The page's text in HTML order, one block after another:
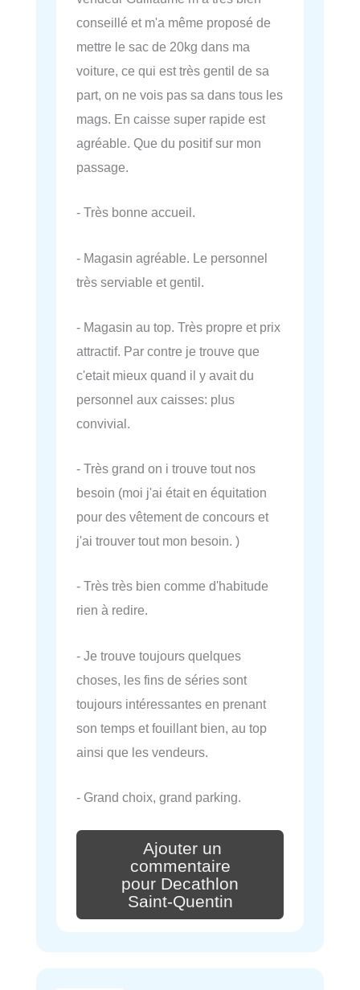
conseillé et m'a même proposé de
mettre le sac de 20kg dans ma
voiture, ce qui est très gentil de sa
part, on ne vois pas sa dans tous les
mags. En caisse super rapide est
agréable. Que du positif sur mon
passage.
- Très bonne accueil.
- Magasin agréable. Le personnel
très serviable et gentil.
- Magasin au top. Très propre et prix
attractif. Par contre je trouve que
c'etait mieux quand il y avait du
personnel aux caisses: plus
convivial.
- Très grand on i trouve tout nos
besoin (moi j'ai était en équitation
pour des vêtement de concours et
j'ai trouver tout mon besoin. )
- Très très bien comme d'habitude
rien à redire.
- Je trouve toujours quelques
choses, les fins de séries sont
toujours intéressantes en prenant
son temps et fouillant bien, au top
ainsi que les vendeurs.
- Grand choix, grand parking.
Ajouter un
commentaire
pour Decathlon
Saint-Quentin